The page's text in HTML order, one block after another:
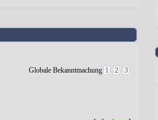
1
2 3
Globale Bekanntmachung